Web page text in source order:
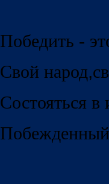
Победить -
Свой народ,
Состояться
Побежденный